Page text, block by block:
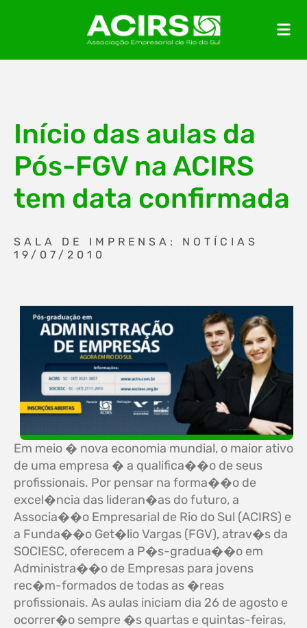
Início das aulas da
Pós-FGV na ACIRS
tem data confirmada
SALA DE IMPRENSA: NOTÍCIAS
19/07/2010
Em meio � nova economia mundial, o maior ativo
de uma empresa � a qualifica��o de seus
profissionais. Por pensar na forma��o de
excel�ncia das lideran�as do futuro, a
Associa��o Empresarial de Rio do Sul (ACIRS) e
a Funda��o Get�lio Vargas (FGV), atrav�s da
SOCIESC, oferecem a P�s-gradua��o em
Administra��o de Empresas para jovens
rec�m-formados de todas as �reas
profissionais. As aulas iniciam dia 26 de agosto e
ocorrer�o sempre �s quartas e quintas-feiras,